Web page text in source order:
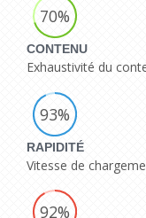
70%
CONTENU
Exhaustivité du
93%
RAPIDITÉ
Vitesse de
92%